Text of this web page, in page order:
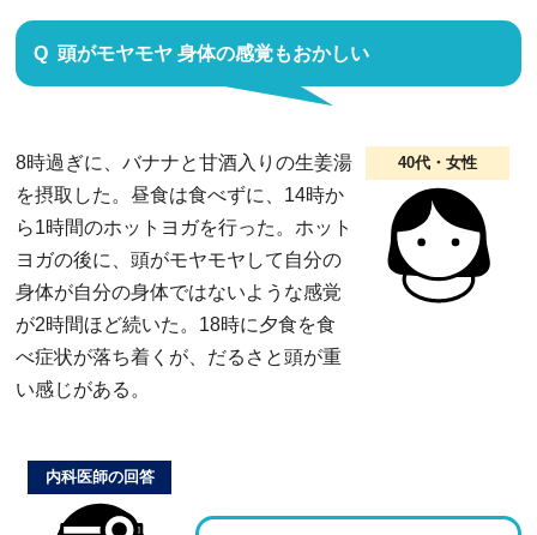
頭がモヤモヤ 身体の感覚もおかしい
40代・女性
8時過ぎに、バナナと甘酒入りの生姜湯
を摂取した。昼食は食べずに、14時か
ら1時間のホットヨガを行った。ホット
ヨガの後に、頭がモヤモヤして自分の
身体が自分の身体ではないような感覚
が2時間ほど続いた。18時に夕食を食
べ症状が落ち着くが、だるさと頭が重
い感じがある。
内科医師の回答